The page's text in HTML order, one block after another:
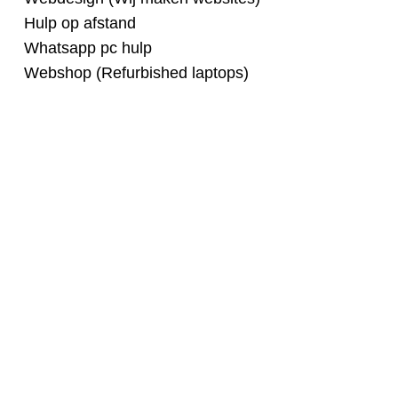
Hulp op afstand
Whatsapp pc hulp
Webshop (Refurbished laptops)